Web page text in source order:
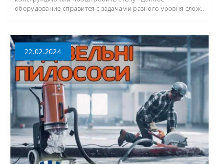
оборудование справится с задачами разного уровня слож..
22.02.2024